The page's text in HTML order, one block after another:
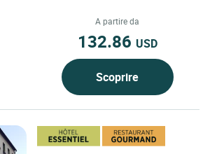
da Clermont-Ferrand,...
A partire da
132.86 USD
Scoprire